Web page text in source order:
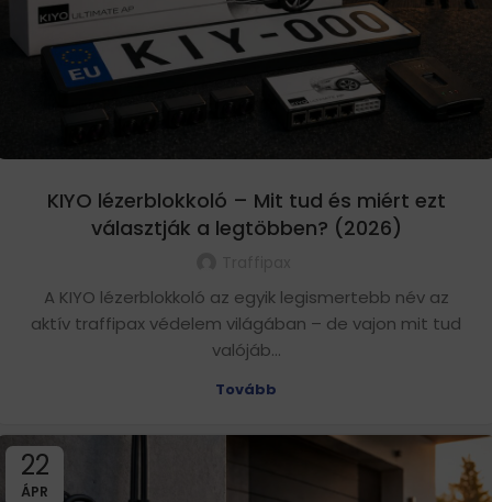
KIYO lézerblokkoló – Mit tud és miért ezt
választják a legtöbben? (2026)
A KIYO lézerblokkoló az egyik legismertebb név az
aktív traffipax védelem világában – de vajon mit tud
valójáb...
Tovább
22
ÁPR